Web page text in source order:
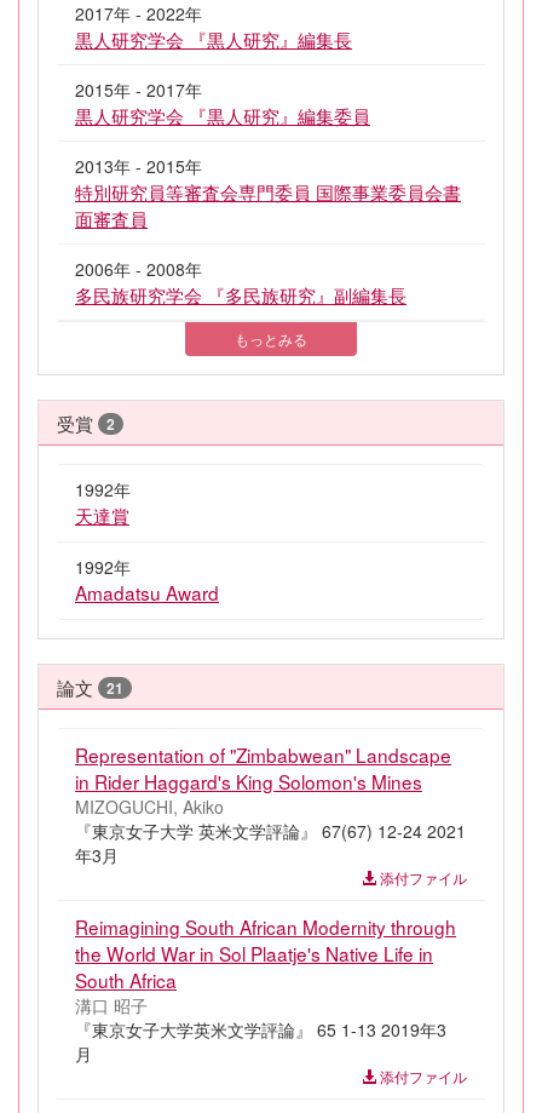
2017年 - 2022年
黒人研究学会 『黒人研究』編集長
2015年 - 2017年
黒人研究学会 『黒人研究』編集委員
2013年 - 2015年
特別研究員等審査会専門委員 国際事業委員会書
面審査員
2006年 - 2008年
多民族研究学会 『多民族研究』副編集長
もっとみる
受賞 2
1992年
天達賞
1992年
Amadatsu Award
論文 21
Representation of "Zimbabwean" Landscape
in Rider Haggard's King Solomon's Mines
MIZOGUCHI, Akiko
『東京女子大学 英米文学評論』 67(67) 12-24 2021
年3月
添付ファイル
Reimagining South African Modernity through
the World War in Sol Plaatje's Native Life in
South Africa
溝口 昭子
『東京女子大学英米文学評論』 65 1-13 2019年3
月
添付ファイル